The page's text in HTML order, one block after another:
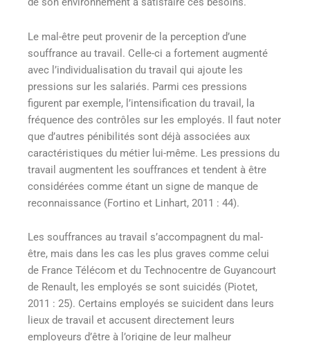
Le mal-être peut provenir de la perception d’une
souffrance au travail. Celle-ci a fortement augmenté
avec l’individualisation du travail qui ajoute les
pressions sur les salariés. Parmi ces pressions
figurent par exemple, l’intensification du travail, la
fréquence des contrôles sur les employés. Il faut noter
que d’autres pénibilités sont déjà associées aux
caractéristiques du métier lui-même. Les pressions du
travail augmentent les souffrances et tendent à être
considérées comme étant un signe de manque de
reconnaissance (Fortino et Linhart, 2011 : 44).
Les souffrances au travail s’accompagnent du mal-
être, mais dans les cas les plus graves comme celui
de France Télécom et du Technocentre de Guyancourt
de Renault, les employés se sont suicidés (Piotet,
2011 : 25). Certains employés se suicident dans leurs
lieux de travail et accusent directement leurs
employeurs d’être à l’origine de leur malheur